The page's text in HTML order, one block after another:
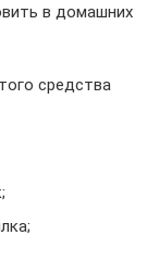
в домашних
средства